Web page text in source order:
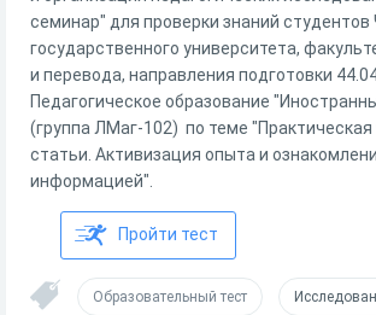
семинар" для проверки знаний студентов
государственного университета,
и перевода, направления подготовки
Педагогическое образование
(группа ЛМаг-102) по теме "Практическая
статьи. Активизация опыта и
информацией".
Пройти тест
Образовательный тест